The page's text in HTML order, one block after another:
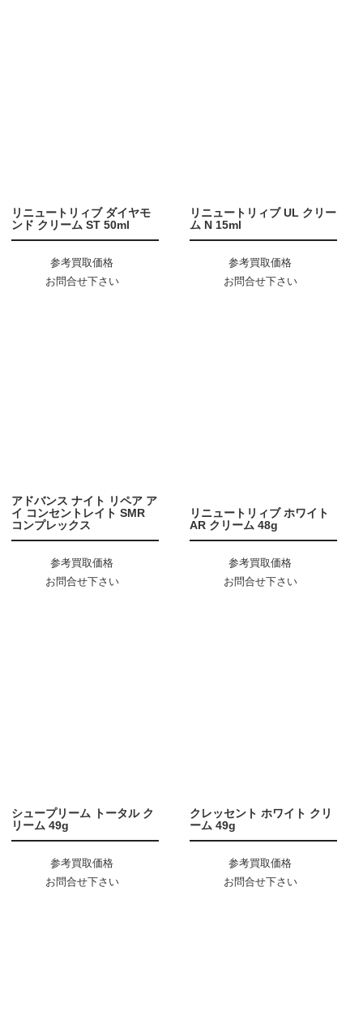
リニュートリィブ ダイヤモ
ンド クリーム ST 50ml
参考買取価格
お問合せ下さい
リニュートリィブ UL クリー
ム N 15ml
参考買取価格
お問合せ下さい
アドバンス ナイト リペア ア
イ コンセントレイト SMR
コンプレックス
参考買取価格
お問合せ下さい
リニュートリィブ ホワイト
AR クリーム 48g
参考買取価格
お問合せ下さい
シュープリーム トータル ク
リーム 49g
参考買取価格
お問合せ下さい
クレッセント ホワイト クリ
ーム 49g
参考買取価格
お問合せ下さい